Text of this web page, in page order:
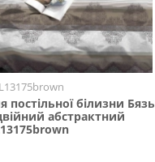
постільної білизни Бязь
абстрактний